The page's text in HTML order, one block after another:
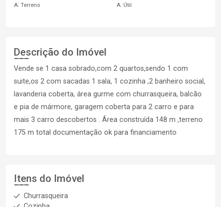
A. Terreno A. Útil
Descrição do Imóvel
Vende se 1 casa sobrado,com 2 quartos,sendo 1 com
suite,os 2 com sacadas 1 sala, 1 cozinha ,2 banheiro social,
lavanderia coberta, área gurme com churrasqueira, balcão
e pia de mármore, garagem coberta para 2 carro e para
mais 3 carro descobertos . Área construída 148 m ,terreno
175 m total documentação ok para financiamento
Itens do Imóvel
Churrasqueira